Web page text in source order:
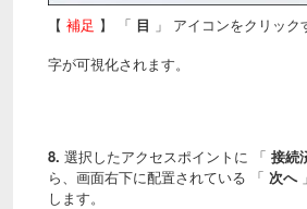
【 補足 】 「 目 」 アイコンをクリッ
字が可視化されます。
8. 選択したアクセスポイントに 「 接続
ら、 画面右下に配置されている 「 次へ
します。